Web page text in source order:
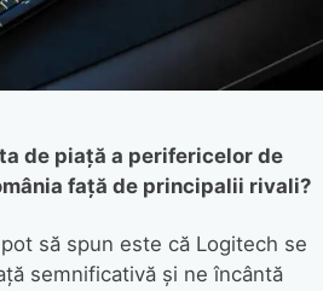
de piață a perifericelor de
față de principalii rivali?
să spun este că Logitech se
semnificativă și ne încântă